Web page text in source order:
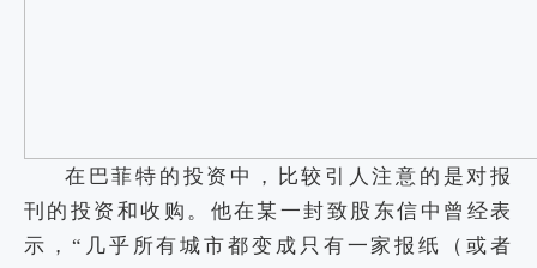
在巴菲特的投资中，比较引人注意的是对报
刊的投资和收购。他在某一封致股东信中曾经表
示，“几乎所有城市都变成只有一家报纸（或者